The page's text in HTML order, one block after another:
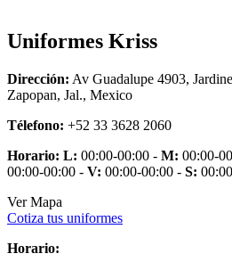
Uniformes Kriss
Dirección: Av Guadalupe 4903,
Zapopan, Jal., Mexico
Télefono: +52 33 3628 2060
Horario: L: 00:00-00:00 - M: 00:00-
00:00-00:00 - V: 00:00-00:00 - S:
Ver Mapa
Cotiza tus uniformes
Horario: